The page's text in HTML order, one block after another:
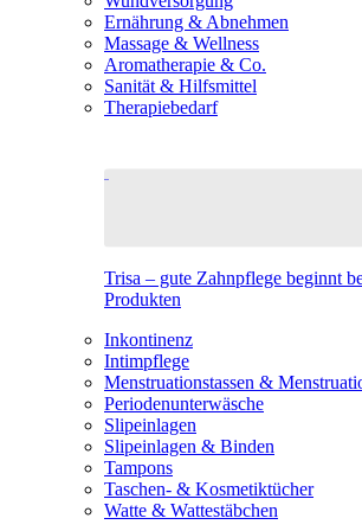
Ernährung & Abnehmen
Massage & Wellness
Aromatherapie & Co.
Sanität & Hilfsmittel
Therapiebedarf
Trisa – gute Zahnpflege beginnt
Produkten
Inkontinenz
Intimpflege
Menstruationstassen &
Periodenunterwäsche
Slipeinlagen
Slipeinlagen & Binden
Tampons
Taschen- & Kosmetiktücher
Watte & Wattestäbchen